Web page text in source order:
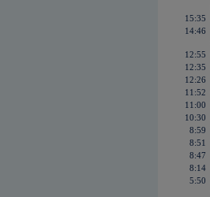
15:35
14:46
12:55
12:35
12:26
11:52
11:00
10:30
8:59
8:51
8:47
8:14
5:50